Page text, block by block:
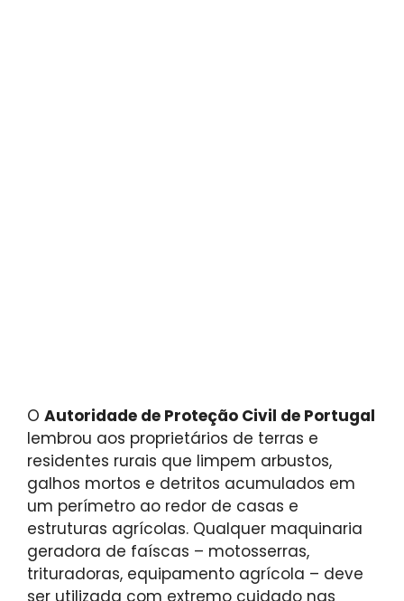
O Autoridade de Proteção Civil de Portugal
lembrou aos proprietários de terras e
residentes rurais que limpem arbustos,
galhos mortos e detritos acumulados em
um perímetro ao redor de casas e
estruturas agrícolas. Qualquer maquinaria
geradora de faíscas – motosserras,
trituradoras, equipamento agrícola – deve
ser utilizada com extremo cuidado nas